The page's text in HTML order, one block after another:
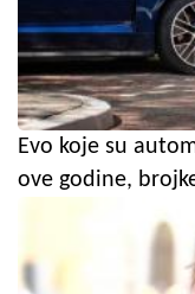
Evo koje su
ove godine,